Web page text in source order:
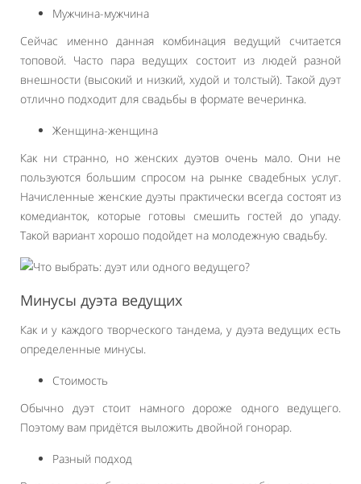
Мужчина-мужчина
Сейчас именно данная комбинация ведущий считается
топовой. Часто пара ведущих состоит из людей разной
внешности (высокий и низкий, худой и толстый). Такой дуэт
отлично подходит для свадьбы в формате вечеринка.
Женщина-женщина
Как ни странно, но женских дуэтов очень мало. Они не
пользуются большим спросом на рынке свадебных услуг.
Начисленные женские дуэты практически всегда состоят из
комедианток, которые готовы смешить гостей до упаду.
Такой вариант хорошо подойдет на молодежную свадьбу.
Минусы дуэта ведущих
Как и у каждого творческого тандема, у дуэта ведущих есть
определенные минусы.
Стоимость
Обычно дуэт стоит намного дороже одного ведущего.
Поэтому вам придётся выложить двойной гонорар.
Разный подход